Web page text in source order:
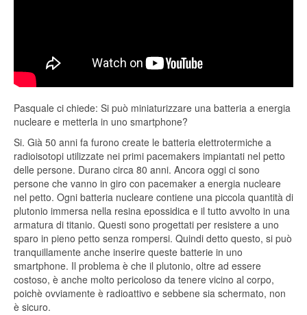
Pasquale ci chiede: Si può miniaturizzare una batteria a energia
nucleare e metterla in uno smartphone?
Si. Già 50 anni fa furono create le batteria elettrotermiche a
radioisotopi utilizzate nei primi pacemakers impiantati nel petto
delle persone. Durano circa 80 anni. Ancora oggi ci sono
persone che vanno in giro con pacemaker a energia nucleare
nel petto. Ogni batteria nucleare contiene una piccola quantità di
plutonio immersa nella resina epossidica e il tutto avvolto in una
armatura di titanio. Questi sono progettati per resistere a uno
sparo in pieno petto senza rompersi. Quindi detto questo, si può
tranquillamente anche inserire queste batterie in uno
smartphone. Il problema è che il plutonio, oltre ad essere
costoso, è anche molto pericoloso da tenere vicino al corpo,
poichè ovviamente è radioattivo e sebbene sia schermato, non
è sicuro.